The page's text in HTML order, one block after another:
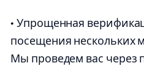
• Упрощенная
посещения нескольких
Мы проведем вас через